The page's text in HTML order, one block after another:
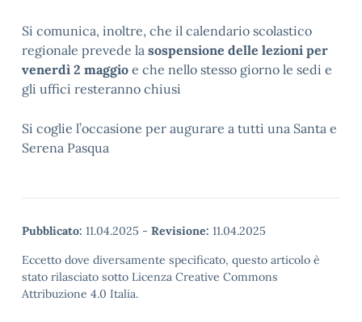
Si comunica, inoltre, che il calendario scolastico
regionale prevede la sospensione delle lezioni per
venerdì 2 maggio e che nello stesso giorno le sedi e
gli uffici resteranno chiusi
Si coglie l’occasione per augurare a tutti una Santa e
Serena Pasqua
Pubblicato: 11.04.2025 - Revisione: 11.04.2025
Eccetto dove diversamente specificato, questo articolo è
stato rilasciato sotto Licenza Creative Commons
Attribuzione 4.0 Italia.